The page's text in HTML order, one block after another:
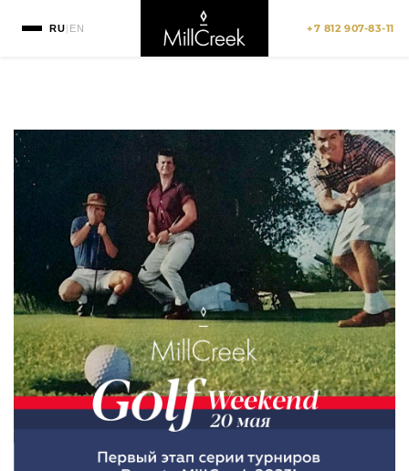
RU| EN +7 812 907-83-11